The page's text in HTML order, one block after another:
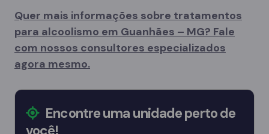
Quer mais informações sobre tratamentos
para alcoolismo em Guanhães – MG? Fale
com nossos consultores especializados
agora mesmo.
Encontre uma unidade perto de